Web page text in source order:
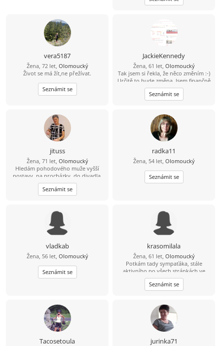
vera5187
Žena, 72 let, Olomoucký
Život se má žít,ne přežívat.
Seznámit se
JackieKennedy
Žena, 61 let, Olomoucký
Tak jsem si řekla, že něco změním :-)
Určitě to bude změna. Jsem finančně
nezávislá, ale takový kamarád na
slunce i do deště by mohl být fajn :-)
Jsem pěkná , ne pro každého...Mám
že chlap bude pro mě to nejlepší, co
mám mít, tak třeba mají synové
pravdu :-) Dělám to i pro sebe,, mám
ráda život na pohodu, ale pohodlná
nejsem, mám fenku Jackii a patří do
rodiny,:-)
Seznámit se
jituss
Žena, 71 let, Olomoucký
Hledám pohodového muže vyšší
postavy, na procházky, do divadla,
na koncerty, výlety na kole
Seznámit se
radka11
Žena, 54 let, Olomoucký
Seznámit se
vladkab
Žena, 56 let, Olomoucký
Seznámit se
krasomilala
Žena, 61 let, Olomoucký
Potkám tady sympaťáka, stále
aktivního po všech stránkách ve
věku 59-64 let nad 182 cm?
Seznámit se
Tacosetoula jurinka71